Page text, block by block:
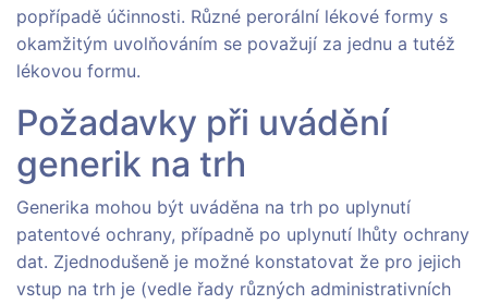
popřípadě účinnosti. Různé perorální lékové formy s
okamžitým uvolňováním se považují za jednu a tutéž
lékovou formu.
Požadavky při uvádění
generik na trh
Generika mohou být uváděna na trh po uplynutí
patentové ochrany, případně po uplynutí lhůty ochrany
dat. Zjednodušeně je možné konstatovat že pro jejich
vstup na trh je (vedle řady různých administrativních